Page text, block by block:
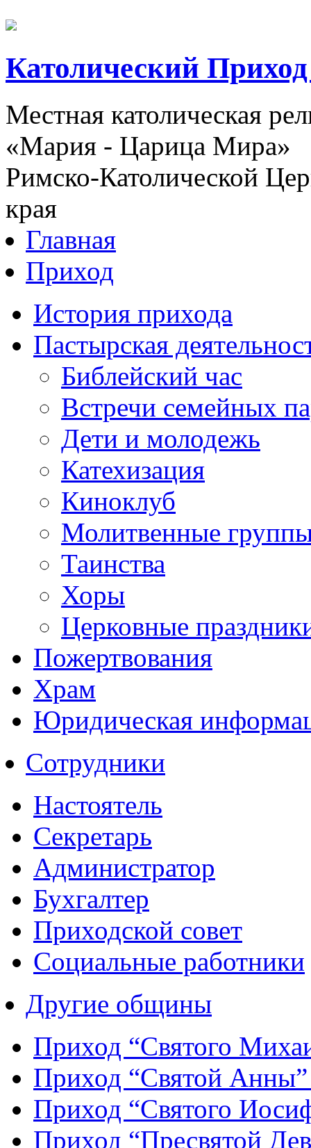
Католический
Местная католическая
«Мария - Царица Мира»
Римско-Католической
края
Главная
Приход
История прихода
Пастырская
Библейский час
Встречи семейных
Дети и молодежь
Катехизация
Киноклуб
Молитвенные
Таинства
Хоры
Церковные
Пожертвования
Храм
Юридическая
Сотрудники
Настоятель
Секретарь
Администратор
Бухгалтер
Приходской совет
Социальные работники
Другие общины
Приход “Святого
Приход “Святой
Приход “Святого
Приход “Пресвятой